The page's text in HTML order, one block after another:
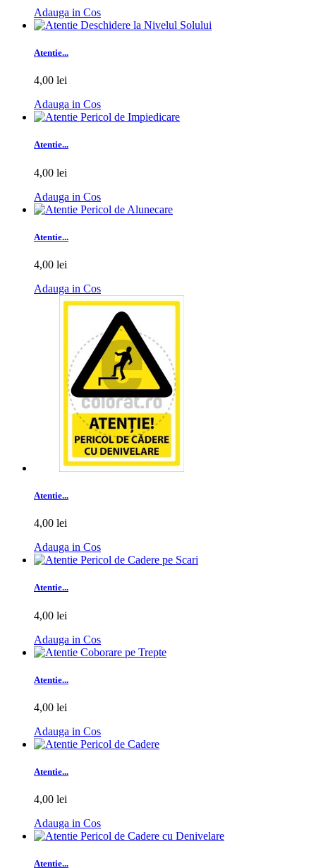
Adauga in Cos
Atentie...
4,00 lei
Adauga in Cos
Atentie...
4,00 lei
Adauga in Cos
Atentie...
4,00 lei
Adauga in Cos
Atentie...
4,00 lei
Adauga in Cos
Atentie...
4,00 lei
Adauga in Cos
Atentie...
4,00 lei
Adauga in Cos
Atentie...
4,00 lei
Adauga in Cos
Atentie...